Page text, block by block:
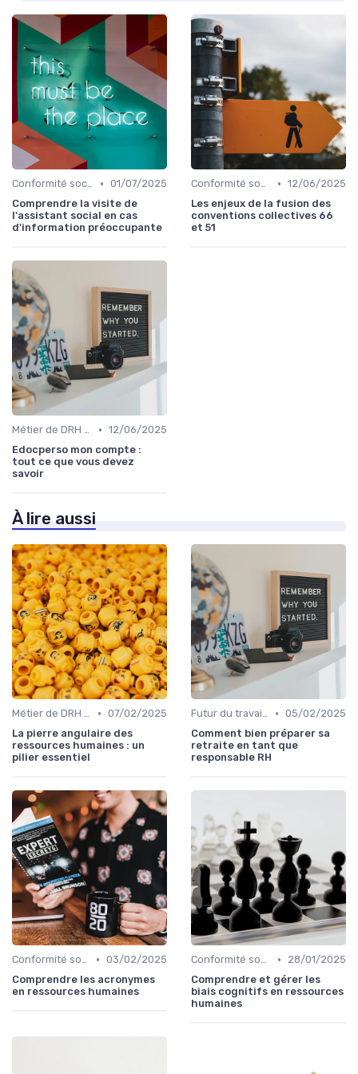
Conformité sociale & droit du travail • 01/07/2025
Comprendre la visite de
l'assistant social en cas
d'information préoccupante
Conformité sociale & droit du travail • 12/06/2025
Les enjeux de la fusion des
conventions collectives 66
et 51
Métier de DRH & responsabilités • 12/06/2025
Edocperso mon compte :
tout ce que vous devez
savoir
À lire aussi
Métier de DRH & responsabilités • 07/02/2025
La pierre angulaire des
ressources humaines : un
pilier essentiel
Futur du travail & tendances RH • 05/02/2025
Comment bien préparer sa
retraite en tant que
responsable RH
Conformité sociale & droit du travail • 03/02/2025
Comprendre les acronymes
en ressources humaines
Conformité sociale & droit du travail •
28/01/2025
Comprendre et gérer les
biais cognitifs en ressources
humaines